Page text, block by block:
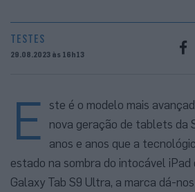
TESTES
29.08.2023 às 16h13
E
ste é o modelo mais
nova geração de tablets da
anos e anos que a
estado na sombra do intocável iPad
Galaxy Tab S9 Ultra, a marca dá-